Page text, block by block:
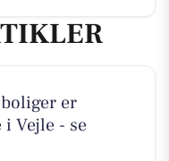
er
Vejle - se